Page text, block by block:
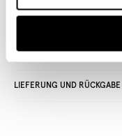
ARTIKEL DETAILS
LIEFERUNG UND RÜCKGABE